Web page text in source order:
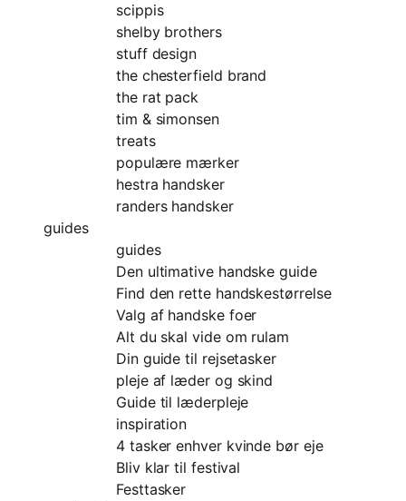
scippis
shelby brothers
stuff design
the chesterfield brand
the rat pack
tim & simonsen
treats
populære mærker
hestra handsker
randers handsker
guides
guides
Den ultimative handske guide
Find den rette handskestørrelse
Valg af handske foer
Alt du skal vide om rulam
Din guide til rejsetasker
pleje af læder og skind
Guide til læderpleje
inspiration
4 tasker enhver kvinde bør eje
Bliv klar til festival
Festtasker